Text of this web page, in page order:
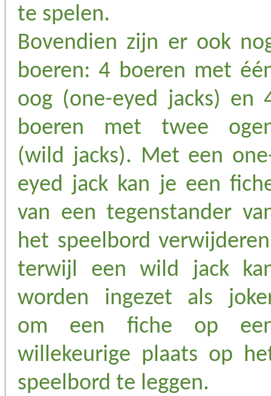
te spelen.
Bovendien zijn er ook
boeren: 4 boeren met
oog (one-eyed jacks) en
boeren met twee
(wild jacks). Met een
eyed jack kan je een
van een tegenstander
het speelbord
terwijl een wild jack
worden ingezet als
om een fiche op
willekeurige plaats op
speelbord te leggen.